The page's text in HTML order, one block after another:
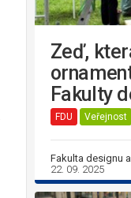
Zeď,
Fakulty
FDU Veřejnost
Fakulta designu
22. 09. 2025